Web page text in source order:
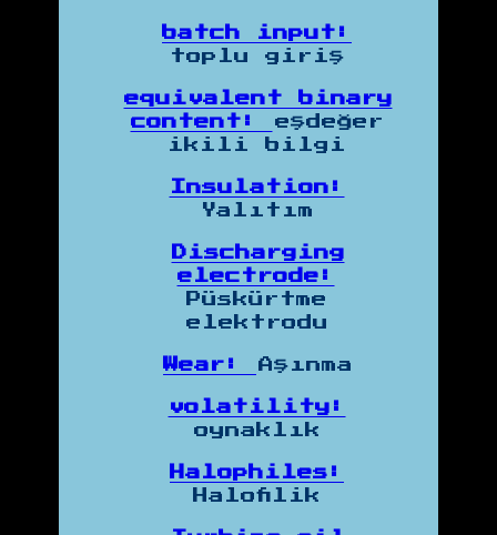
batch input:
toplu giriş
equivalent binary
content:
eşdeğer
ikili bilgi
Insulation:
Yalıtım
Discharging
electrode:
Püskürtme
elektrodu
Wear: Aşınma
volatility:
oynaklık
Halophiles:
Halofilik